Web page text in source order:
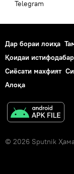
Telegram
Дар бораи лоиҳа
Қоидаи
Сиёсати махфият
Алоқа
© 2026 Sputnik